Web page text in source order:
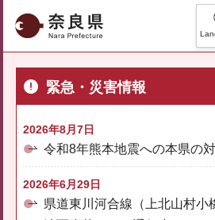
奈良県
緊急・災害情報
2026年8月7日
令和8年熊本地震への本県の
2026年6月29日
県道東川河合線（上北山村小